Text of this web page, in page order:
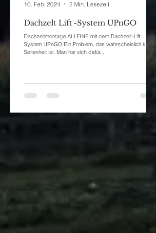
Dachzelt Lift -System UPnGO
Dachzeltmontage ALLEINE mit dem Dachzelt-Lift
System UPnGO Ein Problem, das wahrscheinlich keine
Seltenheit ist. Man hat sich dafür...
10. Feb. 2024 2 Min. Lesezeit